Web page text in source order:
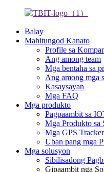
Balay
Mahitungod Kanato
Profile sa
Ang among team
Mga bentaha sa
Ang among mga
Kasaysayan
Mga FAQ
Mga produkto
Pagpaambit sa
Mga Produkto sa
Mga GPS Tracker
Uban pang mga
Mga solusyon
Sibilisadong
Gipaambit nga